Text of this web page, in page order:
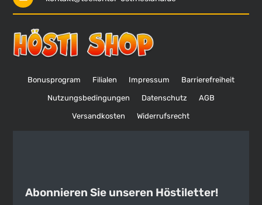
Bonusprogram Filialen Impressum Barrierefreiheit
Nutzungsbedingungen Datenschutz AGB
Versandkosten Widerrufsrecht
Abonnieren Sie unseren Höstiletter!